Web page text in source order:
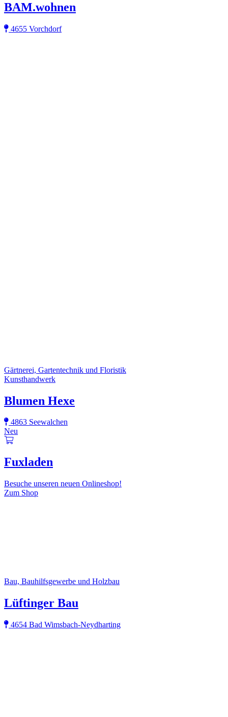
BAM.wohnen
4655 Vorchdorf
Gärtnerei, Gartentechnik und Floristik
Kunsthandwerk
Blumen Hexe
4863 Seewalchen
Neu
Fuxladen
Besuche unseren neuen Onlineshop!
Zum Shop
Bau, Bauhilfsgewerbe und Holzbau
Lüftinger Bau
4654 Bad Wimsbach-Neydharting